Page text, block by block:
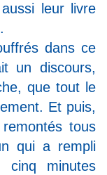
leur livre
dans ce
un discours,
que tout le
Et puis,
tous
qui a rempli
cinq minutes